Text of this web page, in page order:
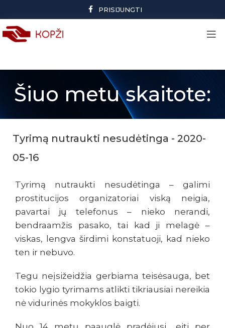
PRISIJUNGTI
Šiuo metu skaitote:
Tyrimą nutraukti nesudėtinga - 2020-
05-16
Tyrimą nutraukti nesudėtinga – galimi
prostitucijos organizatoriai viską neigia,
pavartai jų telefonus – nieko nerandi,
bendraamžis pasako, tai kad ji melagė –
viskas, lengva širdimi konstatuoji, kad nieko
ten ir nebuvo.
Tegu neįsižeidžia gerbiama teisėsauga, bet
tokio lygio tyrimams atlikti tikriausiai nereikia
nė vidurinės mokyklos baigti.